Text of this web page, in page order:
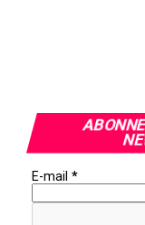
E-mail *